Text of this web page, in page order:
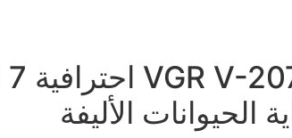
الحيوانات الأليفة